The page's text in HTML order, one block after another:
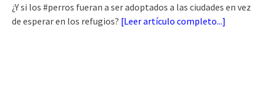
¿Y si los #perros fueran a ser adoptados a las ciudades en vez
de esperar en los refugios? [Leer artículo completo...]